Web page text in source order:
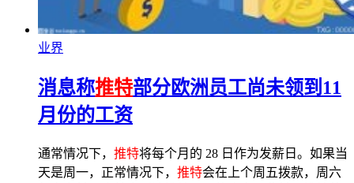
业界
消息称推特部分欧洲员工尚未领到11
月份的工资
通常情况下， 推特将每个月的 28 日作为发薪日。如果当
天是周一，正常情况下， 推特会在上个周五拨款，周六